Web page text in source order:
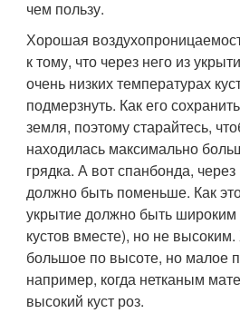
чем пользу.
Хорошая
к тому, что через него из
очень низких температурах
подмерзнуть. Как его
земля, поэтому старайтесь,
находилась максимально
грядка. А вот спанбонда,
должно быть поменьше. Как
укрытие должно быть широким
кустов вместе), но не
большое по высоте, но малое
например, когда нетканым
высокий куст роз.